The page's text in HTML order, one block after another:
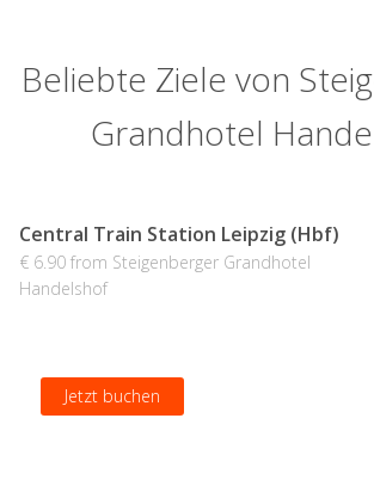
Beliebte Ziele von
Grandhotel
Central Train Station Leipzig (Hbf)
€ 6.90 from Steigenberger Grandhotel
Handelshof
Jetzt buchen